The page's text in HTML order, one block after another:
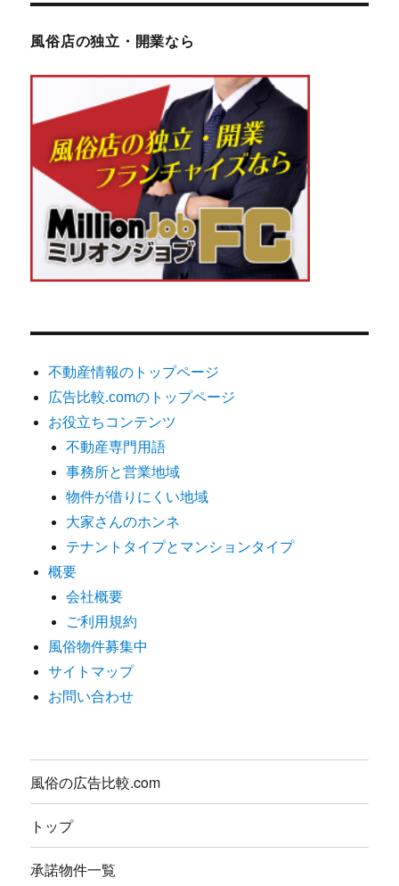
風俗店の独立・開業なら
不動産情報のトップページ
広告比較.comのトップページ
お役立ちコンテンツ
不動産専門用語
事務所と営業地域
物件が借りにくい地域
大家さんのホンネ
テナントタイプとマンションタイプ
概要
会社概要
ご利用規約
風俗物件募集中
サイトマップ
お問い合わせ
風俗の広告比較.com
トップ
承諾物件一覧